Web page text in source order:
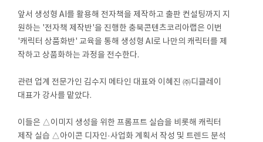
앞서 생성형 AI를 활용해 전자책을 제작하고 출판 컨설팅까지 지
원하는 '전자책 제작반'을 진행한 충북콘텐츠코리아랩은 이번
'캐릭터 상품화반' 교육을 통해 생성형 AI로 나만의 캐릭터를 제
작하고 상품화하는 과정을 전수한다.
관련 업계 전문가인 김수지 메타인 대표와 이혜진 ㈜디클레이
대표가 강사를 맡았다.
이들은 △이미지 생성을 위한 프롬프트 실습을 비롯해 캐릭터
제작 실습 △아이콘 디자인·사업화 계획서 작성 및 트렌드 분석